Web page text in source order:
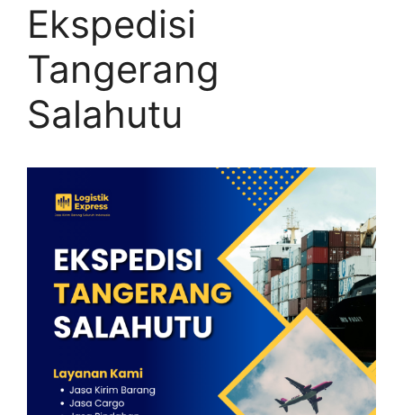
Ekspedisi
Tangerang
Salahutu